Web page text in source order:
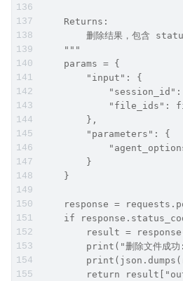
Returns:
删除结果，包含
"""
params = {
"input": {
"session_id":
"file_ids":
},
"parameters": {
"agent_options":
}
}
response =
if response.status_code
result =
print("删除文件成功
return